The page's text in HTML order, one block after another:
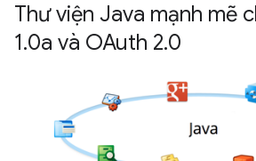
Thư viện Java mạnh mẽ
1.0a và OAuth 2.0